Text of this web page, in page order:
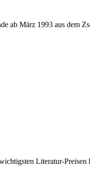
ab März 1993 aus dem